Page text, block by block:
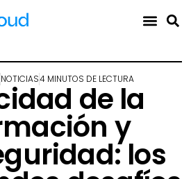
NOTICIAS4 MINUTOS DE LECTURA
de la
y
los